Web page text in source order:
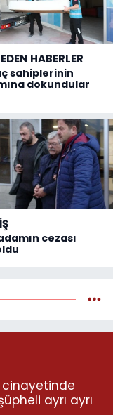
HABERLER
sahiplerinin
dokundular
cezası
cinayetinde
ayrı ayrı